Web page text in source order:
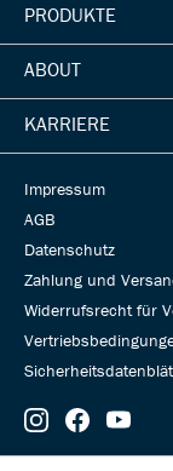
UT Workshop –
PRODUKTE
ABOUT
KARRIERE
Impressum
AGB
Datenschutz
Zahlung und
Widerrufsrecht für